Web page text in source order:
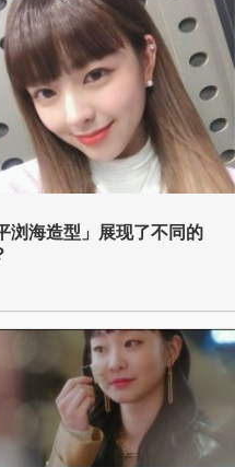
浏海造型」展现了不同的